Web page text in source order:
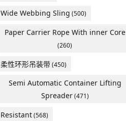
Wide Webbing Sling (500)
Paper Carrier Rope With inner Core
(260)
柔性环形吊装带(450)
Semi Automatic Container Lifting
Spreader(471)
Resistant(568)